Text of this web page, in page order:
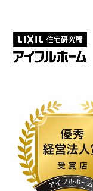
ホーム
土地情報
イベント情報
モデルハウス
お客様の声